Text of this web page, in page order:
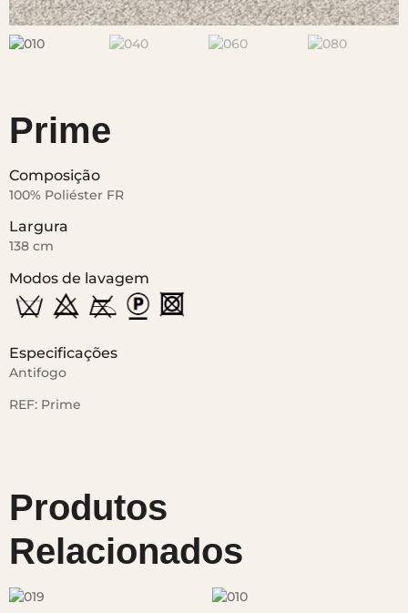
Prime
Composição
100% Poliéster FR
Largura
138 cm
Modos de lavagem
Especificações
Antifogo
REF: Prime
Produtos
Relacionados